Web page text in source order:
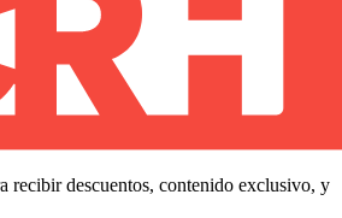
recibir descuentos, contenido exclusivo, y